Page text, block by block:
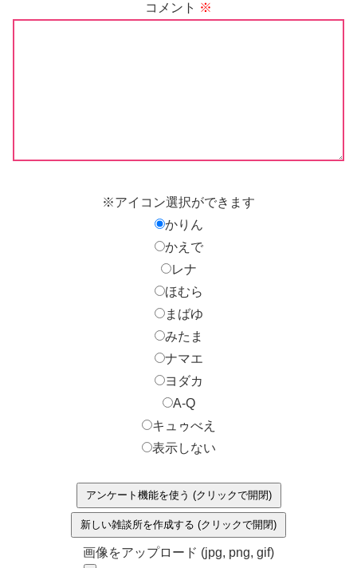
コメント ※
※アイコン選択ができます
かりん
かえで
レナ
ほむら
まばゆ
みたま
ナマエ
ヨダカ
A-Q
キュゥべえ
表示しない
アンケート機能を使う (クリックで開閉)
新しい雑談所を作成する (クリックで開閉)
画像をアップロード (jpg, png, gif)